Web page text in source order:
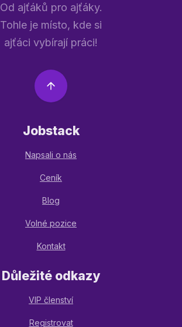
Od ajťáků pro ajťáky.
Tohle je místo, kde si
ajťáci vybírají práci!
Jobstack
Napsali o nás
Ceník
Blog
Volné pozice
Kontakt
Důležité odkazy
VIP členství
Registrovat